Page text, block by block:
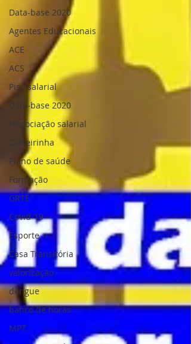
Data-base 2020
Agentes Educacionais
ACE
ACS
Piso salarial
Data-base 2020
Negociação salarial
Carteirinha
Plano de saúde
Formação
GRTE
Covid-19
Esporte
Casa Transitória
valorização
dengue
banco de horas
MPT